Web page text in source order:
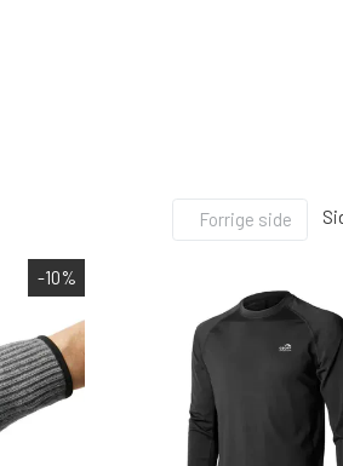
SKJERN Å SPECIAL (M/ #8
SORTIMENTER
TASKER OG BEKLÆDNING
TILBEHØR TIL SPINNERE
Forrige side
-10%